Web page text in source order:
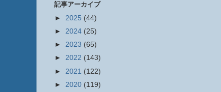
記事アーカイブ
► 2025 (44)
► 2024 (25)
► 2023 (65)
► 2022 (143)
► 2021 (122)
► 2020 (119)